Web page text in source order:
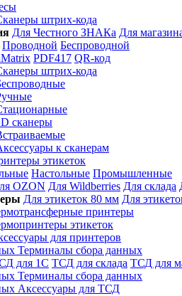
штрих-кода
Для Честного ЗНАКа Для
Проводной Беспроводной
PDF417 QR-код
штрих-кода
сканеры
к сканерам
этикеток
Настольные Промышленные
OZON Для Wildberries Для склада
Для этикеток 80 мм Для
принтеры
этикеток
для принтеров
Терминалы сбора данных
для 1С ТСД для склада ТСД для
Терминалы сбора данных
Аксессуары для ТСД